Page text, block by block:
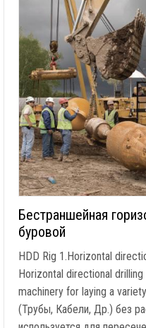
Бестраншейная
буровой
HDD Rig 1.Horizontal
Horizontal directional
machinery for laying a
(Трубы, Кабели, Др.) без